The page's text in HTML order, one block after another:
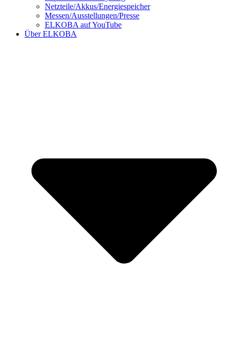
Netzteile/Akkus/Energiespeicher
Messen/Ausstellungen/Presse
ELKOBA auf YouTube
Über ELKOBA